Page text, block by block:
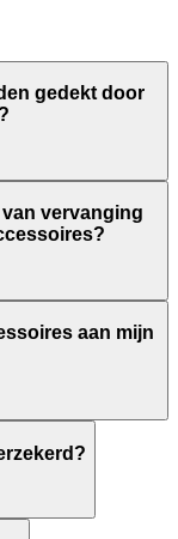
gedekt door
vervanging
aan mijn